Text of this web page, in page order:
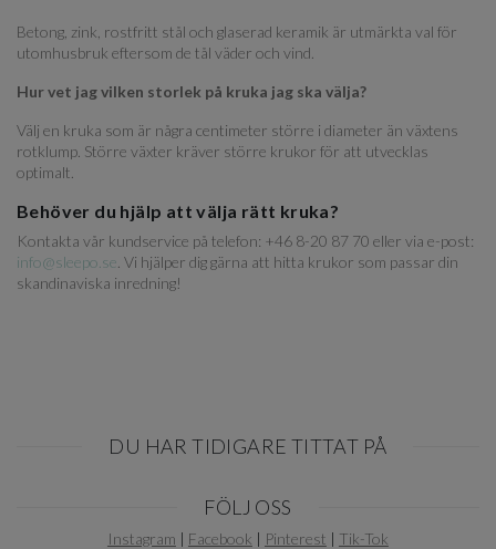
Betong, zink, rostfritt stål och glaserad keramik är utmärkta val för
utomhusbruk eftersom de tål väder och vind.
Hur vet jag vilken storlek på kruka jag ska välja?
Välj en kruka som är några centimeter större i diameter än växtens
rotklump. Större växter kräver större krukor för att utvecklas
optimalt.
Behöver du hjälp att välja rätt kruka?
Kontakta vår kundservice på telefon: +46 8-20 87 70 eller via e-post:
info@sleepo.se . Vi hjälper dig gärna att hitta krukor som passar din
skandinaviska inredning!
DU HAR TIDIGARE TITTAT PÅ
FÖLJ OSS
Instagram | Facebook | Pinterest | Tik-Tok